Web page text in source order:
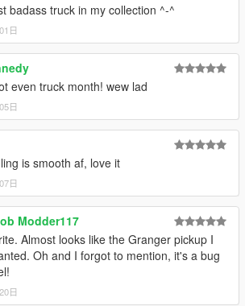
badass truck in my collection ^-^
日
even truck month! wew lad
日
is smooth af, love it
日
Modder117
Almost looks like the Granger pickup I
Oh and I forgot to mention, it's a bug
日